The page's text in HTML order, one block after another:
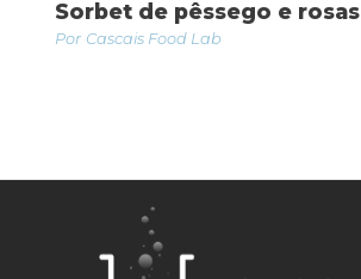
Sorbet de pêssego e rosas
Cascais Food Lab